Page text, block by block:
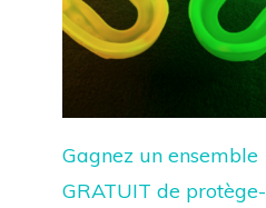
Gagnez un ensemble
GRATUIT de protège-